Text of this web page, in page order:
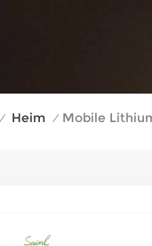
/ Heim / Mobile